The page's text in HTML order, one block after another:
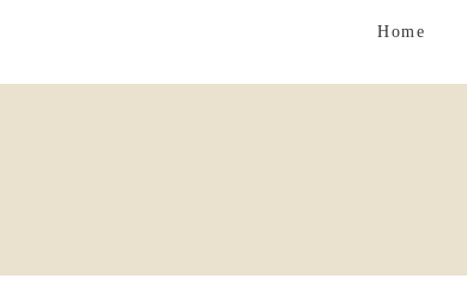
プ
動
Home